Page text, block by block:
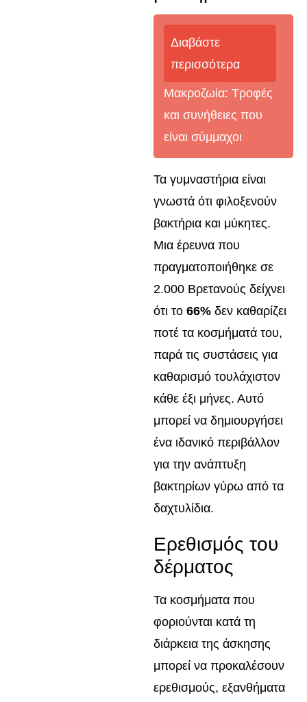
Διαβάστε
περισσότερα
Μακροζωία: Τροφές
και συνήθειες που
είναι σύμμαχοι
Τα γυμναστήρια είναι
γνωστά ότι φιλοξενούν
βακτήρια και μύκητες.
Μια έρευνα που
πραγματοποιήθηκε σε
2.000 Βρετανούς δείχνει
ότι το 66% δεν καθαρίζει
ποτέ τα κοσμήματά του,
παρά τις συστάσεις για
καθαρισμό τουλάχιστον
κάθε έξι μήνες. Αυτό
μπορεί να δημιουργήσει
ένα ιδανικό περιβάλλον
για την ανάπτυξη
βακτηρίων γύρω από τα
δαχτυλίδια.
Ερεθισμός του
δέρματος
Τα κοσμήματα που
φοριούνται κατά τη
διάρκεια της άσκησης
μπορεί να προκαλέσουν
ερεθισμούς, εξανθήματα